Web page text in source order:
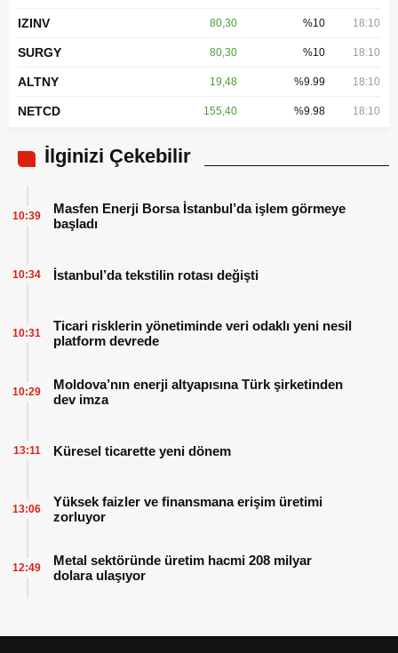
IZINV 80,30 %10 18:10
SURGY 80,30 %10 18:10
ALTNY 19,48 %9.99 18:10
NETCD 155,40 %9.98 18:10
İlginizi Çekebilir
Masfen Enerji Borsa İstanbul’da işlem görmeye
başladı
10:39
İstanbul’da tekstilin rotası değişti
10:34
Ticari risklerin yönetiminde veri odaklı yeni nesil
platform devrede
10:31
Moldova’nın enerji altyapısına Türk şirketinden
dev imza
10:29
Küresel ticarette yeni dönem
13:11
Yüksek faizler ve finansmana erişim üretimi
zorluyor
13:06
Metal sektöründe üretim hacmi 208 milyar
dolara ulaşıyor
12:49